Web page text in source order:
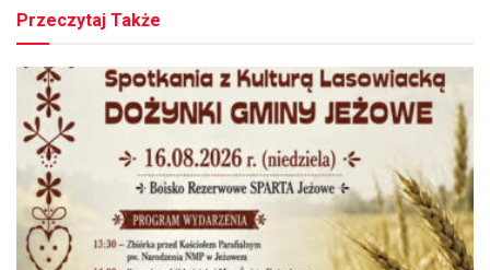
Przeczytaj Także